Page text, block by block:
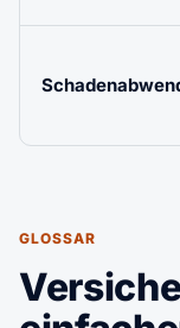
GLOSSAR